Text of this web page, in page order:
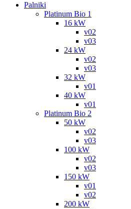
Palniki
Platinum Bio 1
16 kW
v02
v03
24 kW
v02
v03
32 kW
v01
40 kW
v01
Platinum Bio 2
50 kW
v02
v03
100 kW
v02
v03
150 kW
v01
v02
200 kW